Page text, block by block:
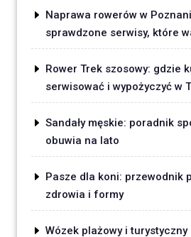
Naprawa rowerów w
sprawdzone serwisy, które
Rower Trek szosowy: gdzie
serwisować i wypożyczyć w
Sandały męskie: poradnik
obuwia na lato
Pasze dla koni: przewodnik
zdrowia i formy
Wózek plażowy i